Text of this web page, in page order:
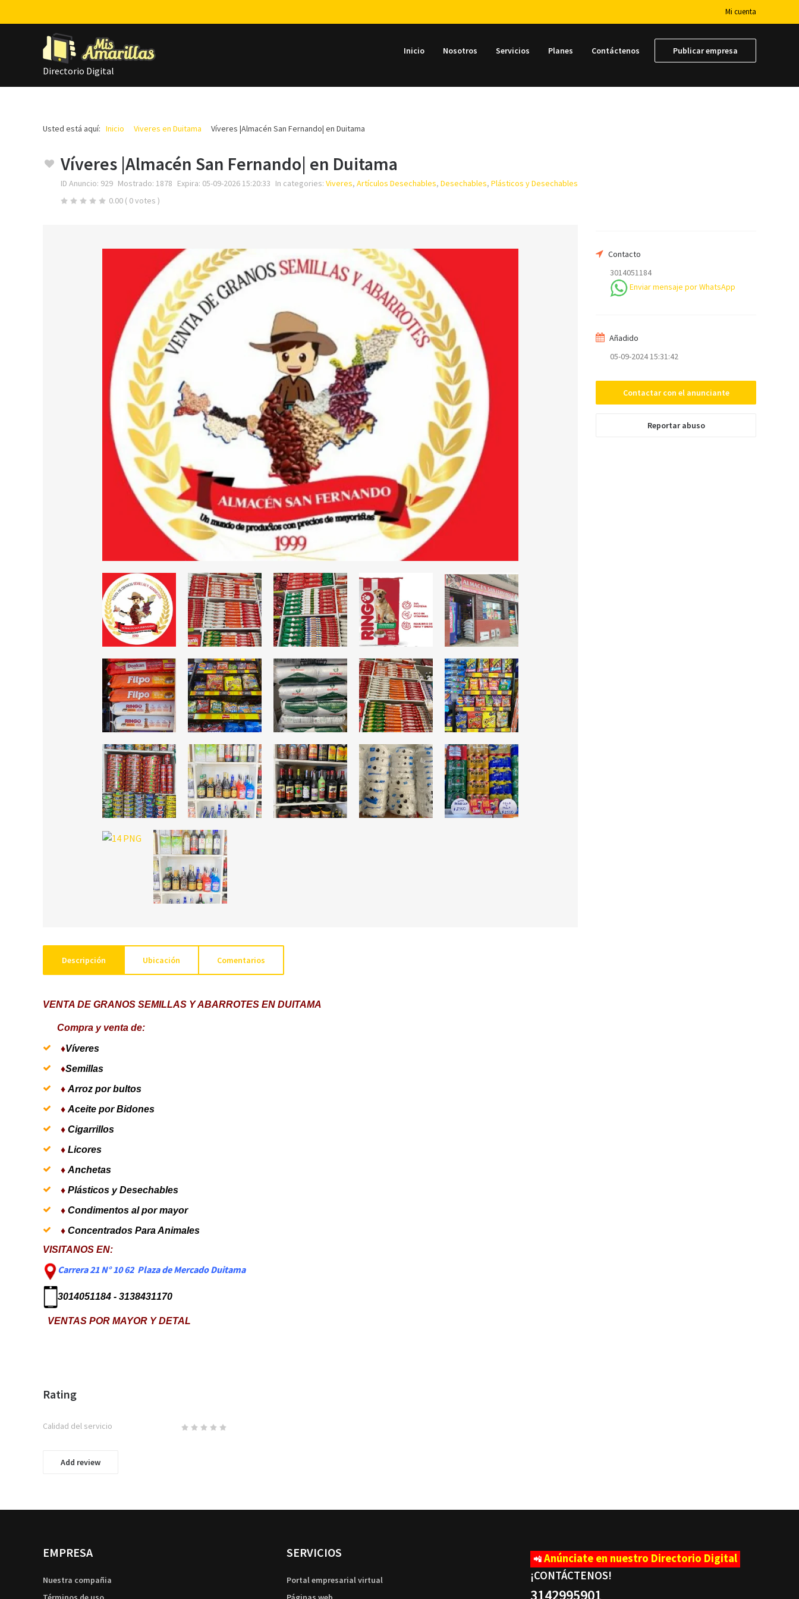
Mi cuenta
Directorio Digital
Inicio Nosotros Servicios Planes Contáctenos Publicar empresa
Usted está aquí: Inicio Viveres en Duitama Víveres |Almacén San Fernando| en Duitama
Víveres |Almacén San Fernando| en Duitama
ID Anuncio: 929 Mostrado: 1878 Expira: 05-09-2026 15:20:33 In categories: Viveres, Artículos Desechables, Desechables, Plásticos y Desechables
0.00 ( 0 votes )
Contacto
3014051184
Enviar mensaje por WhatsApp
Añadido
05-09-2024 15:31:42
Contactar con el anunciante
Reportar abuso
Su email
Descripción Ubicación Comentarios
VENTA DE GRANOS SEMILLAS Y ABARROTES EN DUITAMA
Compra y venta de:
♦Víveres
♦Semillas
♦ Arroz por bultos
♦ Aceite por Bidones
♦ Cigarrillos
♦ Licores
♦ Anchetas
♦ Plásticos y Desechables
♦ Condimentos al por mayor
♦ Concentrados Para Animales
VISITANOS EN:
Carrera 21 N° 10 62 Plaza de Mercado Duitama
3014051184 - 3138431170
VENTAS POR MAYOR Y DETAL
Rating
Calidad del servicio
Add review
EMPRESA
Nuestra compañia
SERVICIOS
Portal empresarial virtual
📲 Anúnciate en nuestro Directorio Digital
¡CONTÁCTENOS!